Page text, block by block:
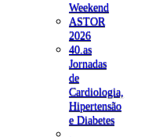
Weekend
ASTOR
2026
40.as
Jornadas
de
Cardiologia,
Hipertensão
e Diabetes